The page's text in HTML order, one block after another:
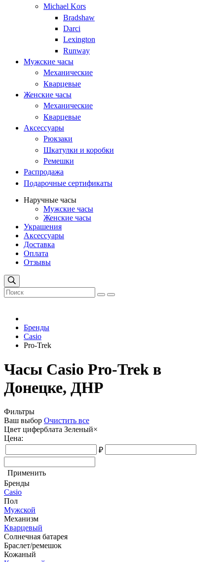
Michael Kors
Bradshaw
Darci
Lexington
Runway
Мужские часы
Механические
Кварцевые
Женские часы
Механические
Кварцевые
Аксессуары
Рюкзаки
Шкатулки и коробки
Ремешки
Распродажа
Подарочные сертификаты
Наручные часы
Мужские часы
Женские часы
Украшения
Аксессуары
Доставка
Оплата
Отзывы
Бренды
Casio
Pro-Trek
Часы Casio Pro-Trek в
Донецке, ДНР
Фильтры
Ваш выбор Очистить все
Цвет циферблата Зеленый×
Цена:
₽
Применить
Бренды
Casio
Пол
Мужской
Механизм
Кварцевый
Солнечная батарея
Браслет/ремешок
Кожаный